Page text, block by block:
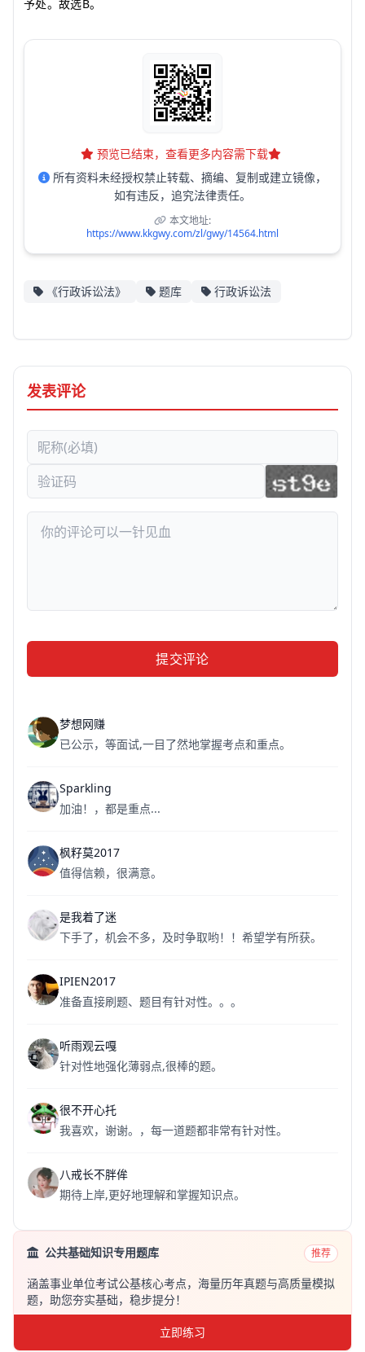
予处。故选B。
预览已结束，查看更多内容需下载
所有资料未经授权禁止转载、摘编、复制或建立镜像，
如有违反，追究法律责任。
本文地址:
https://www.kkgwy.com/zl/gwy/14564.html
《行政诉讼法》 题库 行政诉讼法
发表评论
提交评论
梦想网赚
已公示，等面试,一目了然地掌握考点和重点。
Sparkling
加油！，都是重点...
枫籽莫2017
值得信赖，很满意。
是我着了迷
下手了，机会不多，及时争取哟！！希望学有所获。
IPIEN2017
准备直接刷题、题目有针对性。。。
听雨观云嘎
针对性地强化薄弱点,很棒的题。
很不开心托
我喜欢，谢谢。，每一道题都非常有针对性。
八戒长不胖侔
期待上岸,更好地理解和掌握知识点。
公共基础知识专用题库 推荐
涵盖事业单位考试公基核心考点，海量历年真题与高质量模拟
题，助您夯实基础，稳步提分！
立即练习